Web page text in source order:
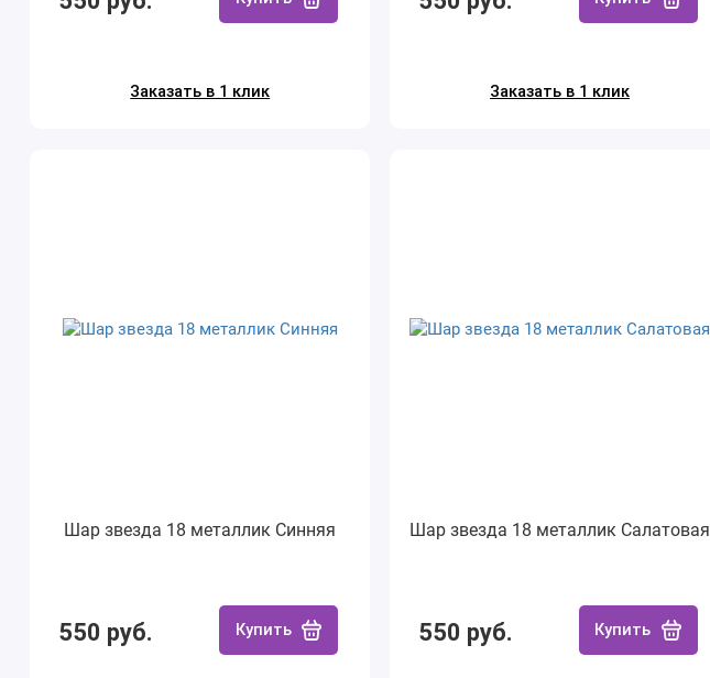
Заказать в 1 клик Заказать в 1 клик
Шар звезда 18 металлик Синняя
550 руб. Купить
Шар звезда 18 металлик Салатовая
550 руб. Купить